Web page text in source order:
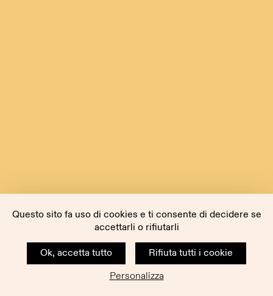
Questo sito fa uso di cookies e ti consente di decidere se
accettarli o rifiutarli
Ok, accetta tutto
Rifiuta tutti i cookie
Personalizza